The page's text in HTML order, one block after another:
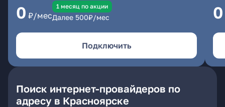
0 ₽/мес
1 месяц по акции
Далее 500₽/мес
Подключить
0
Поиск интернет-провайдеров по
адресу в Красноярске